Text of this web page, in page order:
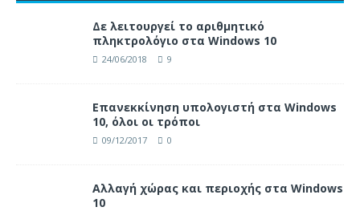
Δε λειτουργεί το αριθμητικό
πληκτρολόγιο στα Windows 10
24/06/2018 9
Επανεκκίνηση υπολογιστή στα Windows
10, όλοι οι τρόποι
09/12/2017 0
Αλλαγή χώρας και περιοχής στα Windows
10